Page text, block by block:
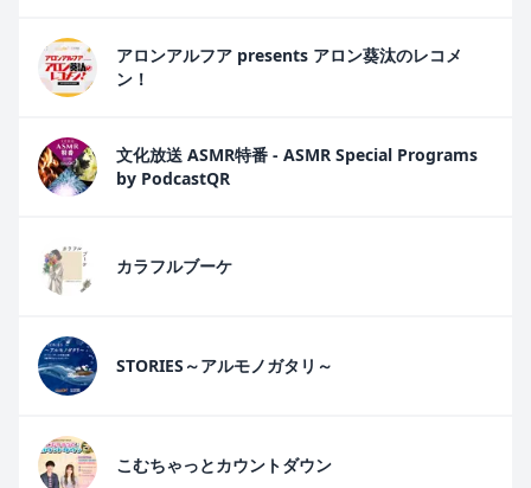
アロンアルフア presents アロン葵汰のレコメ
ン！
文化放送 ASMR特番 - ASMR Special Programs
by PodcastQR
カラフルブーケ
STORIES～アルモノガタリ～
こむちゃっとカウントダウン